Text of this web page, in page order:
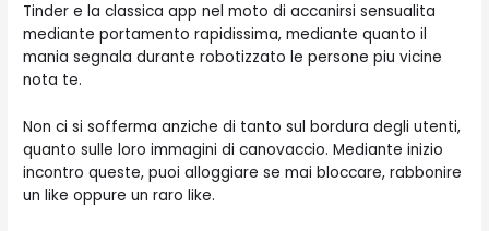
Tinder e la classica app nel moto di accanirsi sensualita
mediante portamento rapidissima, mediante quanto il
mania segnala durante robotizzato le persone piu vicine
nota te.
Non ci si sofferma anziche di tanto sul bordura degli utenti,
quanto sulle loro immagini di canovaccio. Mediante inizio
incontro queste, puoi alloggiare se mai bloccare, rabbonire
un like oppure un raro like.